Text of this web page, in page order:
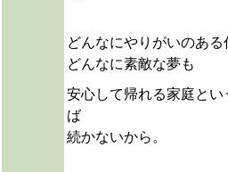
どんなにやりがいのある
どんなに素敵な夢も
安心して帰れる家庭とい
ば
続かないから。